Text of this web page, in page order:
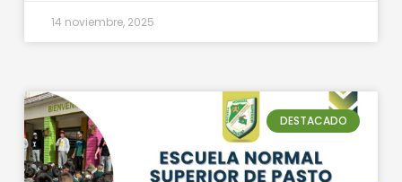
14 noviembre, 2025
DESTACADO